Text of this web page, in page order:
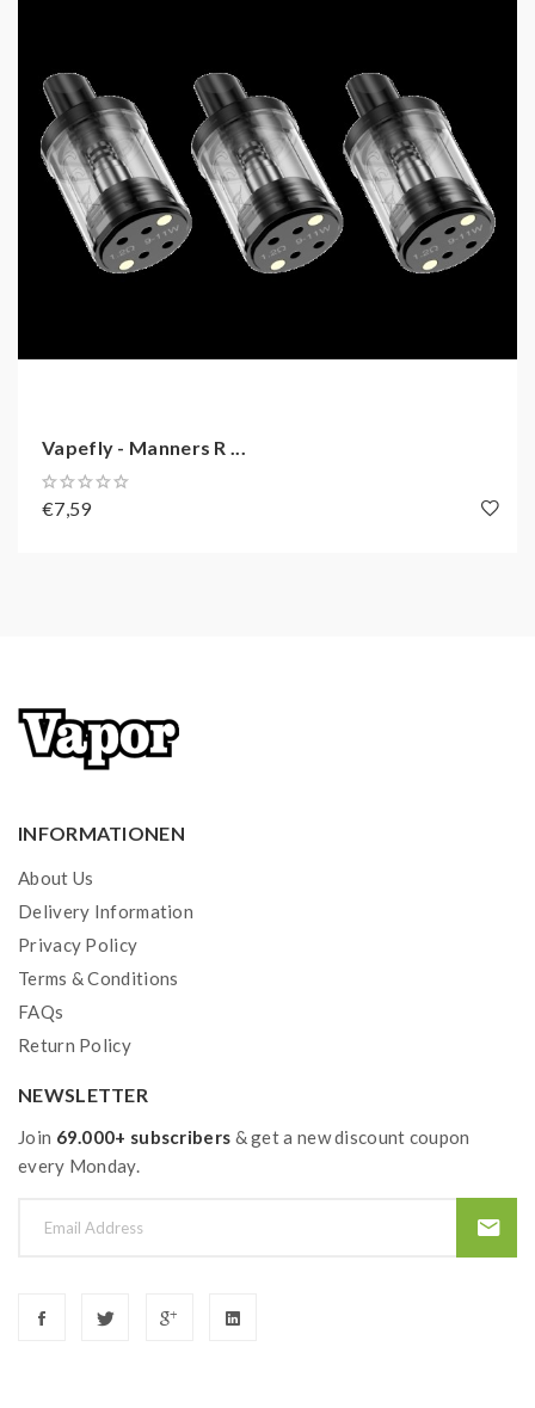
Importeur:
Firma: InnoCigs GmbH & Co. KG
Adresse: Barnerstr. 14b 22765 Hamburg
E-Mail: service@innocigs.com
Hersteller:
1st Industry Road, Shajing Town, Bao'an District,
Gebrauchtsinformationen (BPZ):
Vapefly - Manners R ...
€7,59
INFORMATIONEN
About Us
Delivery Information
Privacy Policy
Terms & Conditions
FAQs
Return Policy
NEWSLETTER
Join 69.000+ subscribers & get a new discount coupon
every Monday.